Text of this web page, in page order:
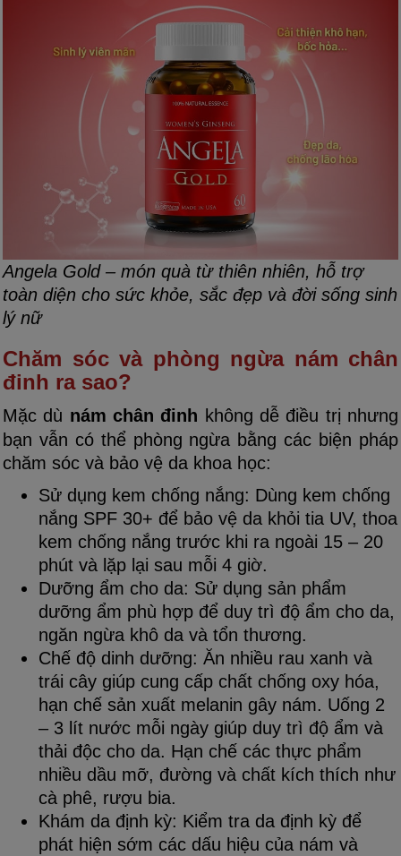
Angela Gold – món quà từ thiên nhiên, hỗ trợ
toàn diện cho sức khỏe, sắc đẹp và đời sống sinh
lý nữ
Chăm sóc và phòng ngừa nám chân
đinh ra sao?
Mặc dù nám chân đinh không dễ điều trị nhưng
bạn vẫn có thể phòng ngừa bằng các biện pháp
chăm sóc và bảo vệ da khoa học:
Sử dụng kem chống nắng: Dùng kem chống
nắng SPF 30+ để bảo vệ da khỏi tia UV, thoa
kem chống nắng trước khi ra ngoài 15 – 20
phút và lặp lại sau mỗi 4 giờ.
Dưỡng ẩm cho da: Sử dụng sản phẩm
dưỡng ẩm phù hợp để duy trì độ ẩm cho da,
ngăn ngừa khô da và tổn thương.
Chế độ dinh dưỡng: Ăn nhiều rau xanh và
trái cây giúp cung cấp chất chống oxy hóa,
hạn chế sản xuất melanin gây nám. Uống 2
– 3 lít nước mỗi ngày giúp duy trì độ ẩm và
thải độc cho da. Hạn chế các thực phẩm
nhiều dầu mỡ, đường và chất kích thích như
cà phê, rượu bia.
Khám da định kỳ: Kiểm tra da định kỳ để
phát hiện sớm các dấu hiệu của nám và